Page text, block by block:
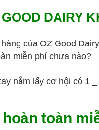
DAIRY
của OZ Good
miễn phí chưa nào?
nắm lấy cơ hội có 1
toàn